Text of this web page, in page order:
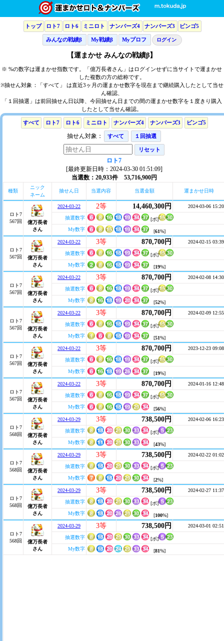
トップ ロト7 ロト6 ミニロト ナンバーズ4 ナンバーズ3 ビンゴ5
みんなの戦績β My戦績β Myプロフ ログイン
【運まかせ みんなの戦績β】
※ %の数字は運まかせ指数です。「億万長者さん」はログインせずに当サイトで運まかせ
した複数の方の総称です。
※抽せん対象：「すべて」 は直近3ヶ月の運まかせ数字を現在まで継続購入したとして当せ
ん確認、
「１回抽選」は前回抽せん日以降、今回抽せん日までの間の運まかせ数字を１度きり購入
したとして当せん確認。
すべて ロト7 ロト6 ミニロト ナンバーズ4 ナンバーズ3 ビンゴ5
抽せん対象： すべて １回抽選
リセット
ロト7
[最終更新日時：2024-03-30 01:51:09]
当選数：20,933件 53,716,900円
種類
ニック
ネーム
抽せん日 当選内容 当選金額 運まかせ日時
ロト7
567回
億万長者
さん
2024-03-22 2等 14,460,300円 2024-03-06 15:20
抽選数字
[ボ]
My数字
[61%]
ロト7
567回
億万長者
さん
2024-03-22 3等 870,700円 2024-02-15 03:39
抽選数字
[ボ]
My数字
[19%]
ロト7
567回
億万長者
さん
2024-03-22 3等 870,700円 2024-02-08 14:30
抽選数字
[ボ]
My数字
[52%]
ロト7
567回
億万長者
さん
2024-03-22 3等 870,700円 2024-02-09 12:55
抽選数字
[ボ]
My数字
[51%]
ロト7
567回
億万長者
さん
2024-03-22 3等 870,700円 2023-12-23 09:08
抽選数字
[ボ]
My数字
[19%]
ロト7
567回
億万長者
さん
2024-03-22 3等 870,700円 2024-01-16 12:48
抽選数字
[ボ]
My数字
[56%]
ロト7
568回
億万長者
さん
2024-03-29 3等 738,500円 2024-02-06 16:23
抽選数字
[ボ]
My数字
[43%]
ロト7
568回
億万長者
さん
2024-03-29 3等 738,500円 2024-02-22 01:02
抽選数字
[ボ]
My数字
[2%]
ロト7
568回
億万長者
さん
2024-03-29 3等 738,500円 2024-02-27 11:37
抽選数字
[ボ]
My数字
[100%]
ロト7
568回
億万長者
さん
2024-03-29 3等 738,500円 2024-03-01 02:51
抽選数字
[ボ]
My数字
[81%]